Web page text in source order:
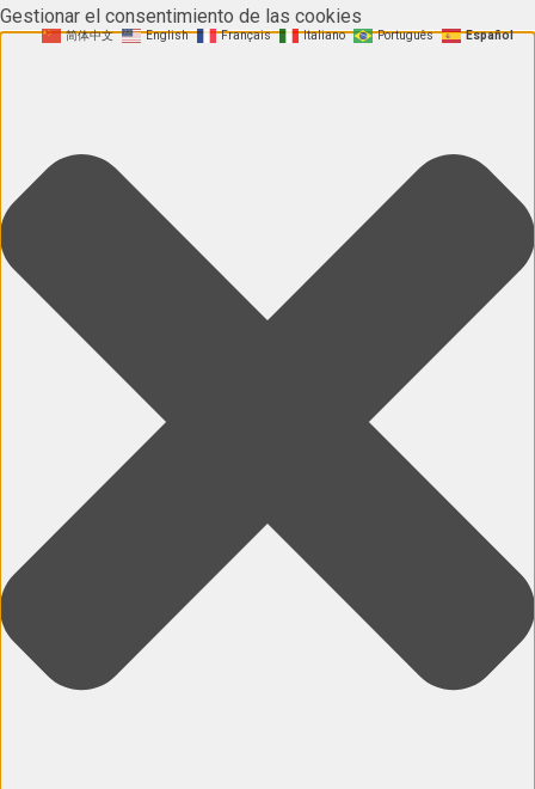
Gestionar el consentimiento de las cookies
简体中文 English Français Italiano Português Español